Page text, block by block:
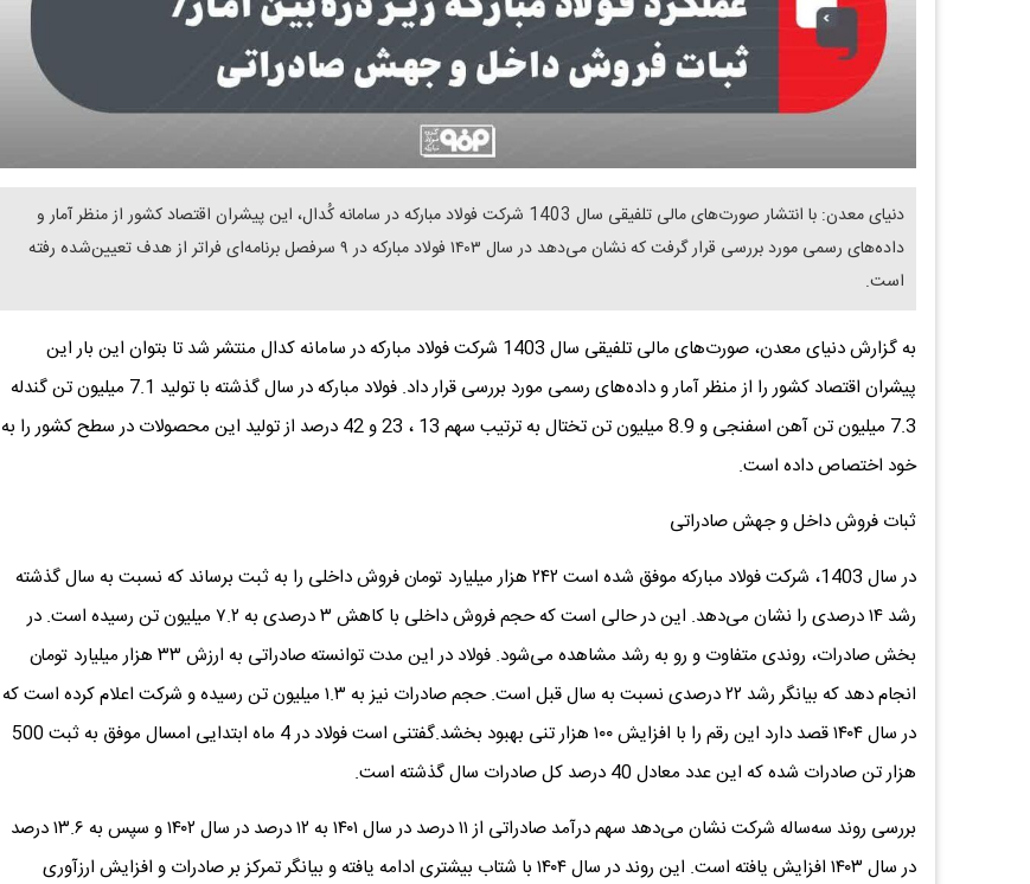
دنیای معدن: با انتشار صورت‌های مالی تلفیقی سال 1403 شرکت فولاد مبارکه در سامانه کُدال، این پیشران اقتصاد کشور از منظر آمار و
داده‌های رسمی مورد بررسی قرار گرفت که نشان می‌دهد در سال ۱۴۰۳ فولاد مبارکه در ۹ سرفصل برنامه‌ای فراتر از هدف تعیین‌شده رفته
است.
به گزارش دنیای معدن، صورت‌های مالی تلفیقی سال 1403 شرکت فولاد مبارکه در سامانه کدال منتشر شد تا بتوان این بار این
پیشران اقتصاد کشور را از منظر آمار و داده‌های رسمی مورد بررسی قرار داد. فولاد مبارکه در سال گذشته با تولید 7.1 میلیون تن گندله
7.3 میلیون تن آهن اسفنجی و 8.9 میلیون تن تختال به ترتیب سهم 13 ، 23 و 42 درصد از تولید این محصولات در سطح کشور را به
خود اختصاص داده است.
ثبات فروش داخل و جهش صادراتی
در سال 1403، شرکت فولاد مبارکه موفق شده است ۲۴۲ هزار میلیارد تومان فروش داخلی را به ثبت برساند که نسبت به سال گذشته
رشد ۱۴ درصدی را نشان می‌دهد. این در حالی است که حجم فروش داخلی با کاهش ۳ درصدی به ۷.۲ میلیون تن رسیده است. در
بخش صادرات، روندی متفاوت و رو به رشد مشاهده می‌شود. فولاد در این مدت توانسته صادراتی به ارزش ۳۳ هزار میلیارد تومان
انجام دهد که بیانگر رشد ۲۲ درصدی نسبت به سال قبل است. حجم صادرات نیز به ۱.۳ میلیون تن رسیده و شرکت اعلام کرده است که
در سال ۱۴۰۴ قصد دارد این رقم را با افزایش ۱۰۰ هزار تنی بهبود بخشد.گفتنی است فولاد در 4 ماه ابتدایی امسال موفق به ثبت 500
هزار تن صادرات شده که این عدد معادل 40 درصد کل صادرات سال گذشته است.
بررسی روند سه‌ساله شرکت نشان می‌دهد سهم درآمد صادراتی از ۱۱ درصد در سال ۱۴۰۱ به ۱۲ درصد در سال ۱۴۰۲ و سپس به ۱۳.۶ درصد
در سال ۱۴۰۳ افزایش یافته است. این روند در سال ۱۴۰۴ با شتاب بیشتری ادامه یافته و بیانگر تمرکز بر صادرات و افزایش ارزآوری